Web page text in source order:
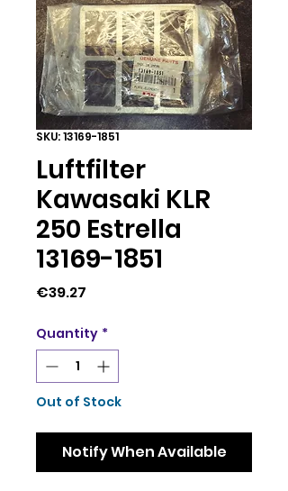
SKU: 13169-1851
Luftfilter
Kawasaki KLR
250 Estrella
13169-1851
€39.27
Quantity *
Out of Stock
Notify When Available